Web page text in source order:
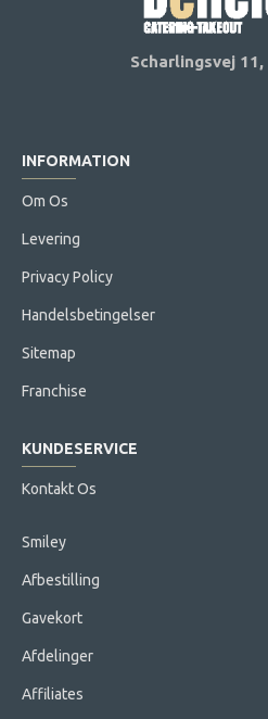
Scharlingsvej 11,
INFORMATION
Om Os
Levering
Privacy Policy
Handelsbetingelser
Sitemap
Franchise
KUNDESERVICE
Kontakt Os
Smiley
Afbestilling
Gavekort
Afdelinger
Affiliates